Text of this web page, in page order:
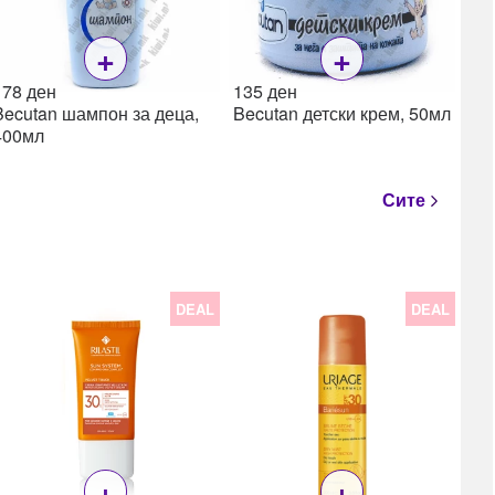
+
ден
шампон за деца,
+
135ден
Becutan детски крем, 50мл
Сите
DEAL DEAL